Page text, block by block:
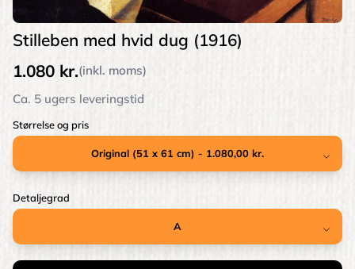
Stilleben med hvid dug (1916)
1.080 kr.(inkl. moms)
Ca. 5 ugers leveringstid
Størrelse og pris
Detaljegrad